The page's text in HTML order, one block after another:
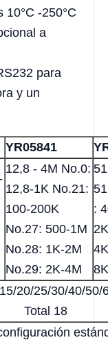
10°C -250°C
a
para
y un
YR05841
12,8 - 4M No.0:
12,8-1K No.21:
100-200K
No.27: 500-1M
No.28: 1K-2M
No.29: 2K-4M
:
20/25/30/40/50/
Total 18